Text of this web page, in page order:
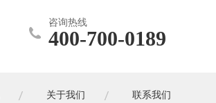
咨询热线
400-700-0189
关于我们 联系我们